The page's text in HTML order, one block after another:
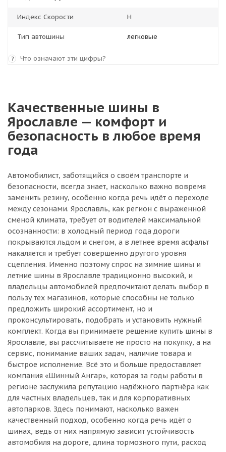
Индекс Скорости H
Тип автошины легковые
? Что означают эти цифры?
Качественные шины в
Ярославле — комфорт и
безопасность в любое время
года
Автомобилист, заботящийся о своём транспорте и
безопасности, всегда знает, насколько важно вовремя
заменить резину, особенно когда речь идёт о переходе
между сезонами. Ярославль, как регион с выраженной
сменой климата, требует от водителей максимальной
осознанности: в холодный период года дороги
покрываются льдом и снегом, а в летнее время асфальт
накаляется и требует совершенно другого уровня
сцепления. Именно поэтому спрос на зимние шины и
летние шины в Ярославле традиционно высокий, и
владельцы автомобилей предпочитают делать выбор в
пользу тех магазинов, которые способны не только
предложить широкий ассортимент, но и
проконсультировать, подобрать и установить нужный
комплект. Когда вы принимаете решение купить шины в
Ярославле, вы рассчитываете не просто на покупку, а на
сервис, понимание ваших задач, наличие товара и
быстрое исполнение. Всё это и больше предоставляет
компания «Шинный Ангар», которая за годы работы в
регионе заслужила репутацию надёжного партнёра как
для частных владельцев, так и для корпоративных
автопарков. Здесь понимают, насколько важен
качественный подход, особенно когда речь идёт о
шинах, ведь от них напрямую зависит устойчивость
автомобиля на дороге, длина тормозного пути, расход